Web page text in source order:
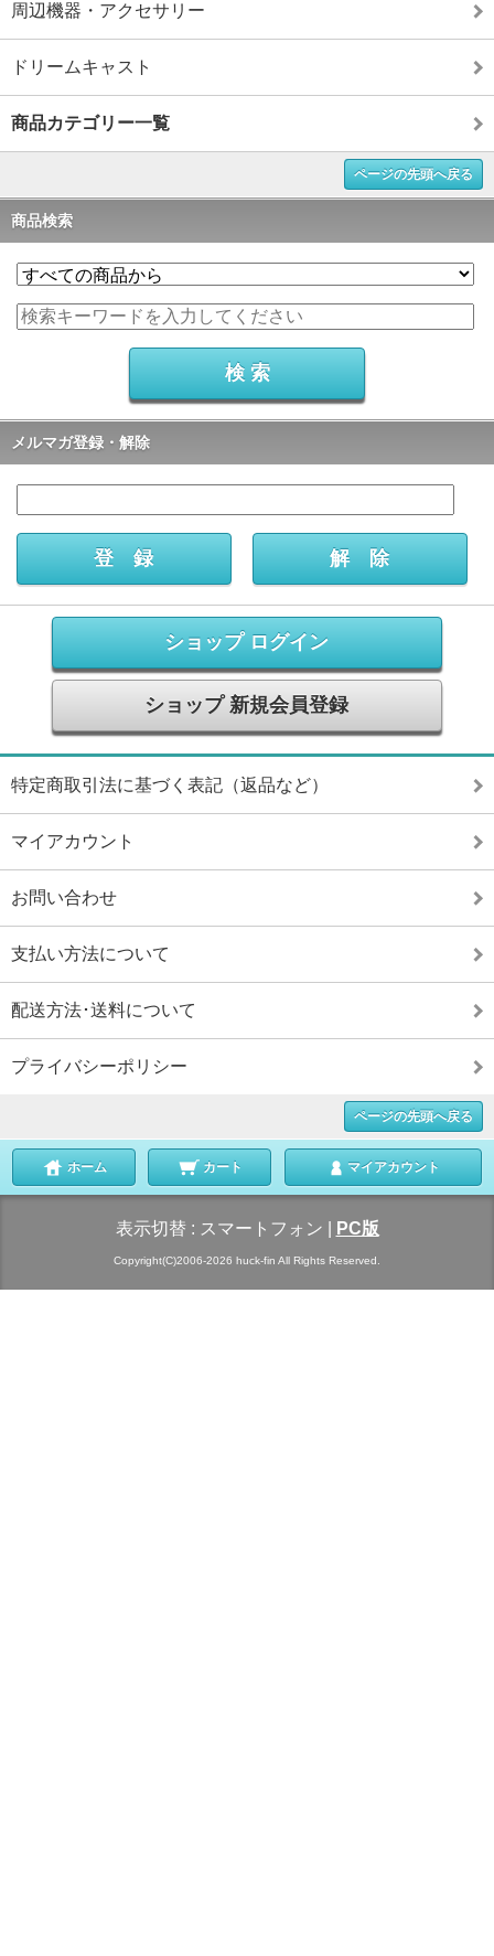
周辺機器・アクセサリー
ドリームキャスト
商品カテゴリー一覧
ページの先頭へ戻る
商品検索
メルマガ登録・解除
ショップ ログイン
ショップ 新規会員登録
特定商取引法に基づく表記（返品など）
マイアカウント
お問い合わせ
支払い方法について
配送方法･送料について
プライバシーポリシー
ページの先頭へ戻る
ホーム カート マイアカウント
表示切替 : スマートフォン PC版
Copyright(C)2006-2026 huck-fin All Rights Reserved.